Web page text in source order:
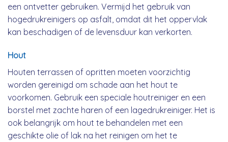
een ontvetter gebruiken. Vermijd het gebruik van
hogedrukreinigers op asfalt, omdat dit het oppervlak
kan beschadigen of de levensduur kan verkorten.
Hout
Houten terrassen of opritten moeten voorzichtig
worden gereinigd om schade aan het hout te
voorkomen. Gebruik een speciale houtreiniger en een
borstel met zachte haren of een lagedrukreiniger. Het is
ook belangrijk om hout te behandelen met een
geschikte olie of lak na het reinigen om het te